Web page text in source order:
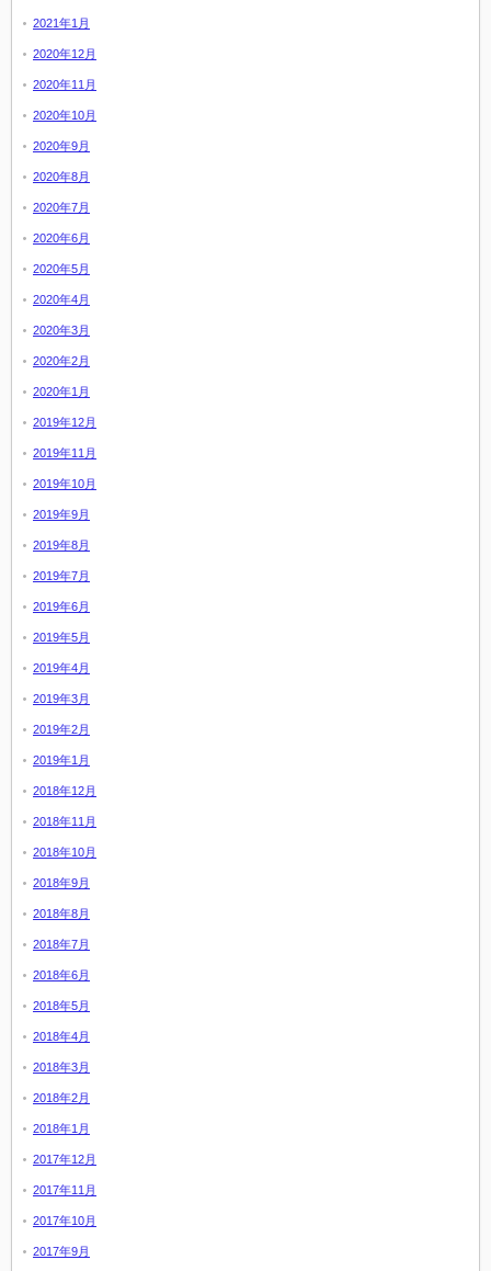
2021年1月
2020年12月
2020年11月
2020年10月
2020年9月
2020年8月
2020年7月
2020年6月
2020年5月
2020年4月
2020年3月
2020年2月
2020年1月
2019年12月
2019年11月
2019年10月
2019年9月
2019年8月
2019年7月
2019年6月
2019年5月
2019年4月
2019年3月
2019年2月
2019年1月
2018年12月
2018年11月
2018年10月
2018年9月
2018年8月
2018年7月
2018年6月
2018年5月
2018年4月
2018年3月
2018年2月
2018年1月
2017年12月
2017年11月
2017年10月
2017年9月